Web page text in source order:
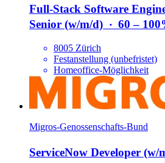
Full-Stack Software
Senior (w/​m/​d) ‧ 60 –
8005 Zürich
Festanstellung (unbefristet)
Homeoffice-Möglichkeit
Migros-Genossenschafts-Bund
ServiceNow Developer (w/​